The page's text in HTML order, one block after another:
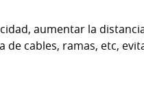
aumentar la
cables, ramas, etc,